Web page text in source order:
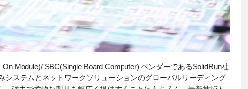
Module)/ SBC(Single Board Computer) ベンダーであるSolidRun社
システムとネットワークソリューションのグローバルリーディング